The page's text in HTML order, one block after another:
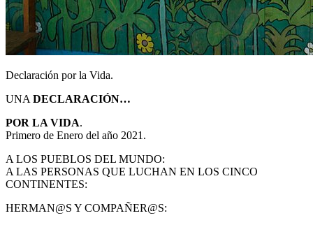
Declaración por la Vida.
UNA DECLARACIÓN…
POR LA VIDA.
Primero de Enero del año 2021.
A LOS PUEBLOS DEL MUNDO:
A LAS PERSONAS QUE LUCHAN EN LOS CINCO
CONTINENTES:
HERMAN@S Y COMPAÑER@S: